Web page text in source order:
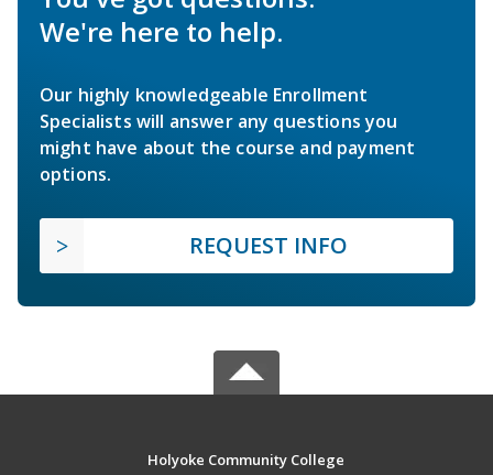
We're here to help.
Our highly knowledgeable Enrollment
Specialists will answer any questions you
might have about the course and payment
options.
REQUEST INFO
Holyoke Community College